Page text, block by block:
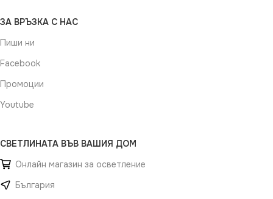
ЗА ВРЪЗКА С НАС
Пиши ни
Facebook
Промоции
Youtube
СВЕТЛИНАТА ВЪВ ВАШИЯ ДОМ
Онлайн магазин за осветление
България